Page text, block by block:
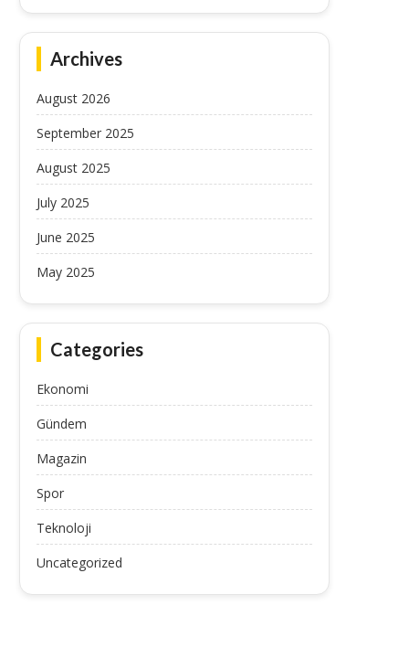
Dışişleri Bakanı Fidan, Malezya’da
Bernama TV’nin sorularını yanıtladı...
July 11, 2025
Dışişleri Bakanı Fidan:
Omuz omuza hareket
Archives
August 2026
September 2025
August 2025
July 2025
June 2025
May 2025
Categories
Ekonomi
Gündem
Magazin
Spor
Teknoloji
Uncategorized